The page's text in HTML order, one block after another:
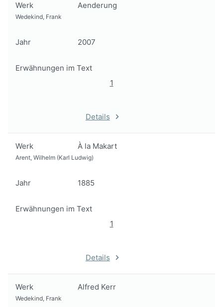
Werk Aenderung
Wedekind, Frank
Jahr 2007
Erwähnungen im Text
1
Details
Werk À la Makart
Arent, Wilhelm (Karl Ludwig)
Jahr 1885
Erwähnungen im Text
1
Details
Werk Alfred Kerr
Wedekind, Frank